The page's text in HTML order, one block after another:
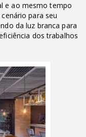
e ao mesmo tempo
para seu
da luz branca para
dos trabalhos